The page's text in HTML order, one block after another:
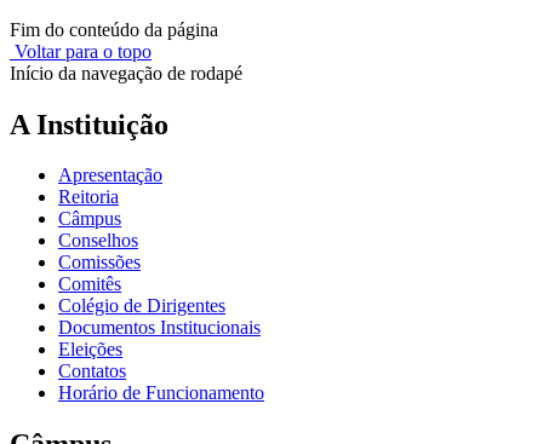
Fim do conteúdo da página
Voltar para o topo
Início da navegação de rodapé
A Instituição
Apresentação
Reitoria
Câmpus
Conselhos
Comissões
Comitês
Colégio de Dirigentes
Documentos Institucionais
Eleições
Contatos
Horário de Funcionamento